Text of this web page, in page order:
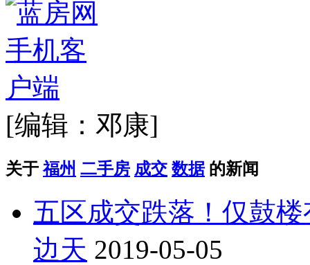
[编辑：邓康]
关于 福州 二手房 成交 数据 的新闻
五区成交跌落！仅鼓
边天 2019-05-05